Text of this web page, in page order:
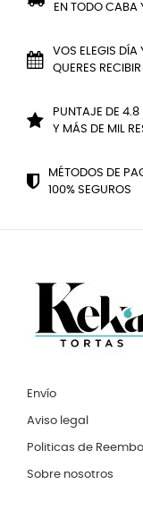
EN TODO CABA
VOS ELEGIS DÍA
QUERES
PUNTAJE DE 4.8
Y MÁS DE MIL
MÉTODOS DE
100% SEGUROS
Envío
Aviso legal
Politicas de
Sobre nosotros